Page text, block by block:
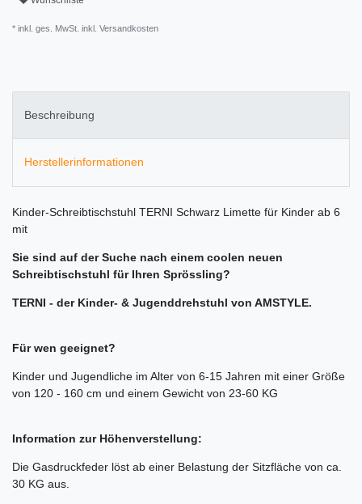
* inkl. ges. MwSt. inkl. Versandkosten
Beschreibung
Herstellerinformationen
Kinder-Schreibtischstuhl TERNI Schwarz Limette für Kinder ab 6
mit
Sie sind auf der Suche nach einem coolen neuen
Schreibtischstuhl für Ihren Sprössling?
TERNI - der Kinder- & Jugenddrehstuhl von AMSTYLE.
Für wen geeignet?
Kinder und Jugendliche im Alter von 6-15 Jahren mit einer Größe
von 120 - 160 cm und einem Gewicht von 23-60 KG
Information zur Höhenverstellung:
Die Gasdruckfeder löst ab einer Belastung der Sitzfläche von ca.
30 KG aus.